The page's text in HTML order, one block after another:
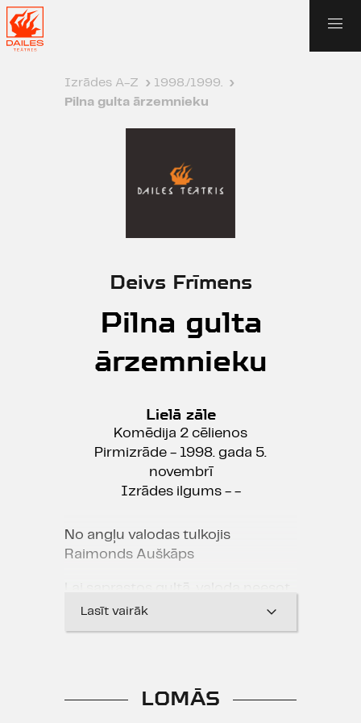
Izrādes A-Z › 1998./1999. ›
Pilna gulta ārzemnieku
Deivs Frīmens
Pilna gulta
ārzemnieku
Lielā zāle
Komēdija 2 cēlienos
Pirmizrāde - 1998. gada 5.
novembrī
Izrādes ilgums - -
No angļu valodas tulkojis
Raimonds Auškāps
Lai saprastos gultā, valoda neesot
šķērslis. Bet vai arī tad, ja... "pilna
Un luga parāda, kādos tik
dažnedažādos veidos cilvēki var
Lasīt vairāk
LOMĀS